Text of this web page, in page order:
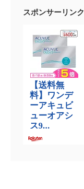
スポンサーリンク